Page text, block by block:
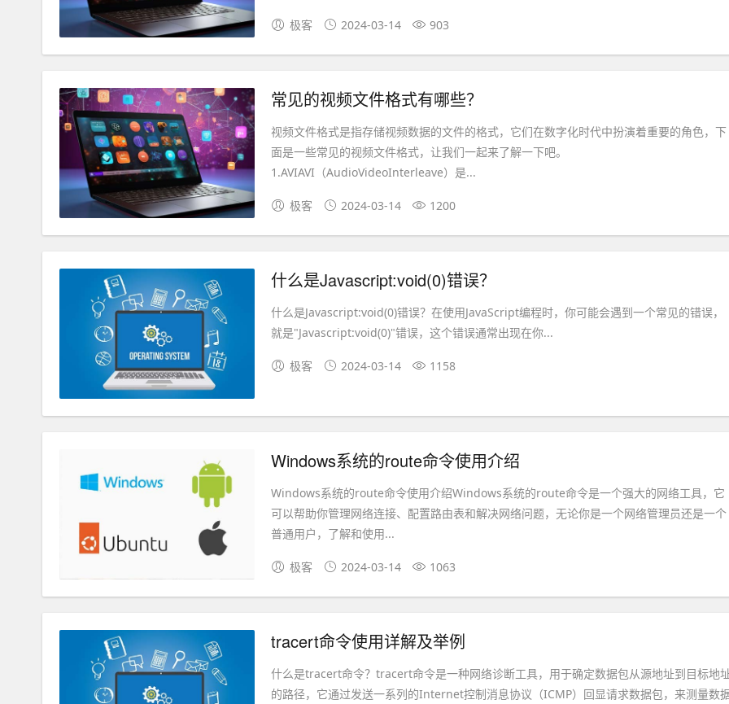
极客 2024-03-14 903
常见的视频文件格式有哪些？
视频文件格式是指存储视频数据的文件的格式，它们在数字化时代中扮演着重要的角色，下
面是一些常见的视频文件格式，让我们一起来了解一下吧。
1.AVIAVI（AudioVideoInterleave）是...
极客 2024-03-14 1200
什么是Javascript:void(0)错误？
什么是Javascript:void(0)错误？在使用JavaScript编程时，你可能会遇到一个常见的错误，
就是"Javascript:void(0)"错误，这个错误通常出现在你...
极客 2024-03-14 1158
Windows系统的route命令使用介绍
Windows系统的route命令使用介绍Windows系统的route命令是一个强大的网络工具，它
可以帮助你管理网络连接、配置路由表和解决网络问题，无论你是一个网络管理员还是一个
普通用户，了解和使用...
极客 2024-03-14 1063
tracert命令使用详解及举例
什么是tracert命令？tracert命令是一种网络诊断工具，用于确定数据包从源地址到目标地
的路径，它通过发送一系列的Internet控制消息协议（ICMP）回显请求数据包，来测量数